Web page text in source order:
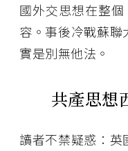
國外交思想在整
容。事後冷戰蘇
實是別無他法。
共產思想
讀者不禁疑惑：英